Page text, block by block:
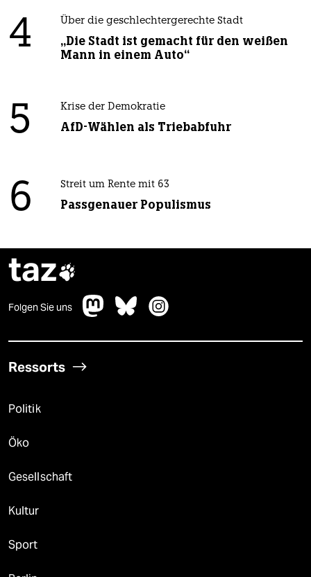
4 Über die geschlechtergerechte Stadt
„Die Stadt ist gemacht für den weißen
Mann in einem Auto“
5 Krise der Demokratie
AfD-Wählen als Triebabfuhr
6 Streit um Rente mit 63
Passgenauer Populismus
taz
Folgen Sie uns
Ressorts
Politik
Öko
Gesellschaft
Kultur
Sport